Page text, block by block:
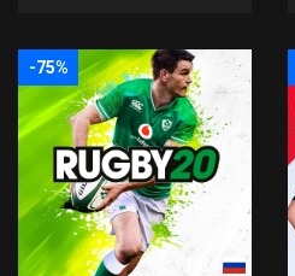
-75%
PS4